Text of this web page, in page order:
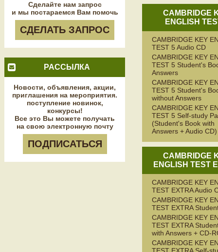
Сделайте нам запрос
и мы постараемся Вам помочь
СДЕЛАТЬ ЗАПРОС
РАССЫЛКА
Новости, объявления, акции,
приглашения на мероприятия.
поступление новинок,
конкурсы!
Все это Вы можете получать
на свою электронную почту
ПОДПИСАТЬСЯ
CAMBRIDGE
ENGLISH
CAMBRIDGE KEY
TEST 5 Audio CD
CAMBRIDGE KEY
TEST 5 Student's
Answers
CAMBRIDGE KEY
TEST 5 Student's
without Answers
CAMBRIDGE KEY
TEST 5 Self-study
(Student's Book with
Answers + Audio CD)
CAMBRIDGE
ENGLISH TEST
CAMBRIDGE KEY
TEST EXTRA Audio
CAMBRIDGE KEY
TEST EXTRA
CAMBRIDGE KEY
TEST EXTRA
with Answers + CD-
CAMBRIDGE KEY